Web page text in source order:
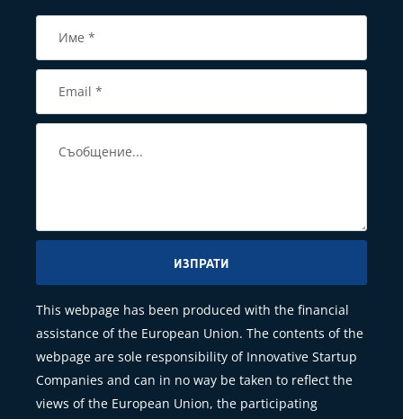
ИЗПРАТИ
This webpage has been produced with the financial
assistance of the European Union. The contents of the
webpage are sole responsibility of Innovative Startup
Companies and can in no way be taken to reflect the
views of the European Union, the participating